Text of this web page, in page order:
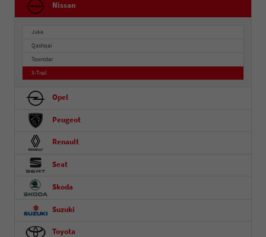
Nissan
Juke
Qashqai
Townstar
X-Trail
Opel
Peugeot
Renault
Seat
Skoda
Suzuki
Toyota